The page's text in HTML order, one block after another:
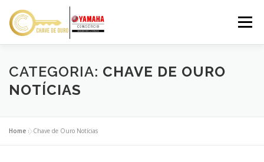
para
Menu
VANTAGENS SOBRE NÓS RESPONSÁVEL
CATEGORIA: CHAVE DE OURO
NOTÍCIAS
Home »Chave de Ouro Notícias